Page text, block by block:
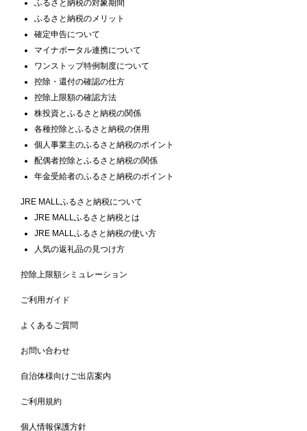
ふるさと納税の対象期間
ふるさと納税のメリット
確定申告について
マイナポータル連携について
ワンストップ特例制度について
控除・還付の確認の仕方
控除上限額の確認方法
株投資とふるさと納税の関係
各種控除とふるさと納税の併用
個人事業主のふるさと納税のポイント
配偶者控除とふるさと納税の関係
年金受給者のふるさと納税のポイント
JRE MALLふるさと納税について
JRE MALLふるさと納税とは
JRE MALLふるさと納税の使い方
人気の返礼品の見つけ方
控除上限額シミュレーション
ご利用ガイド
よくあるご質問
お問い合わせ
自治体様向けご出店案内
ご利用規約
個人情報保護方針